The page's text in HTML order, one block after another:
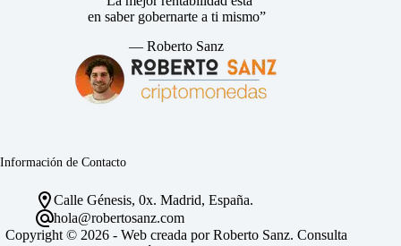
en saber gobernarte a ti mismo”
— Roberto Sanz
Información de Contacto
Calle Génesis, 0x. Madrid, España.
hola@robertosanz.com
Copyright © 2026 - Web creada por Roberto Sanz. Consulta